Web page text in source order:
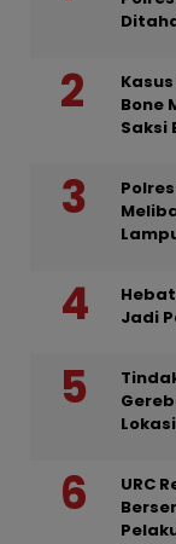
Bone
Saksi
Jadi
URC